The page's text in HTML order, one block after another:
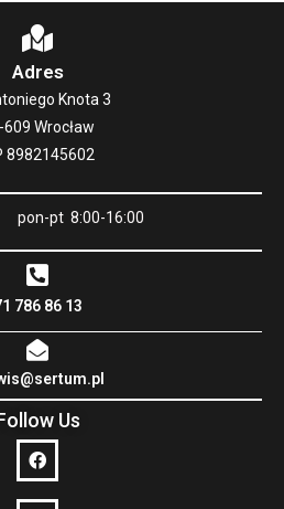
Adres
Knota 3
609 Wrocław
8982145602
pt 8:00-16:00
786 86 13
Us